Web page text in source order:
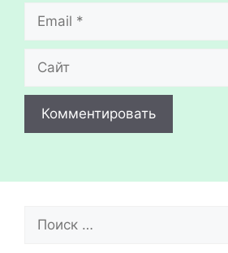
Email
Сайт
Поиск: